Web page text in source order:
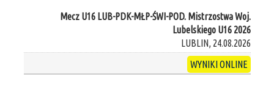
Mecz U16 LUB-PDK-MŁP-ŚWI-POD. Mistrzostwa Woj.
Lubelskiego U16 2026
LUBLIN, 24.08.2026
WYNIKI ONLINE